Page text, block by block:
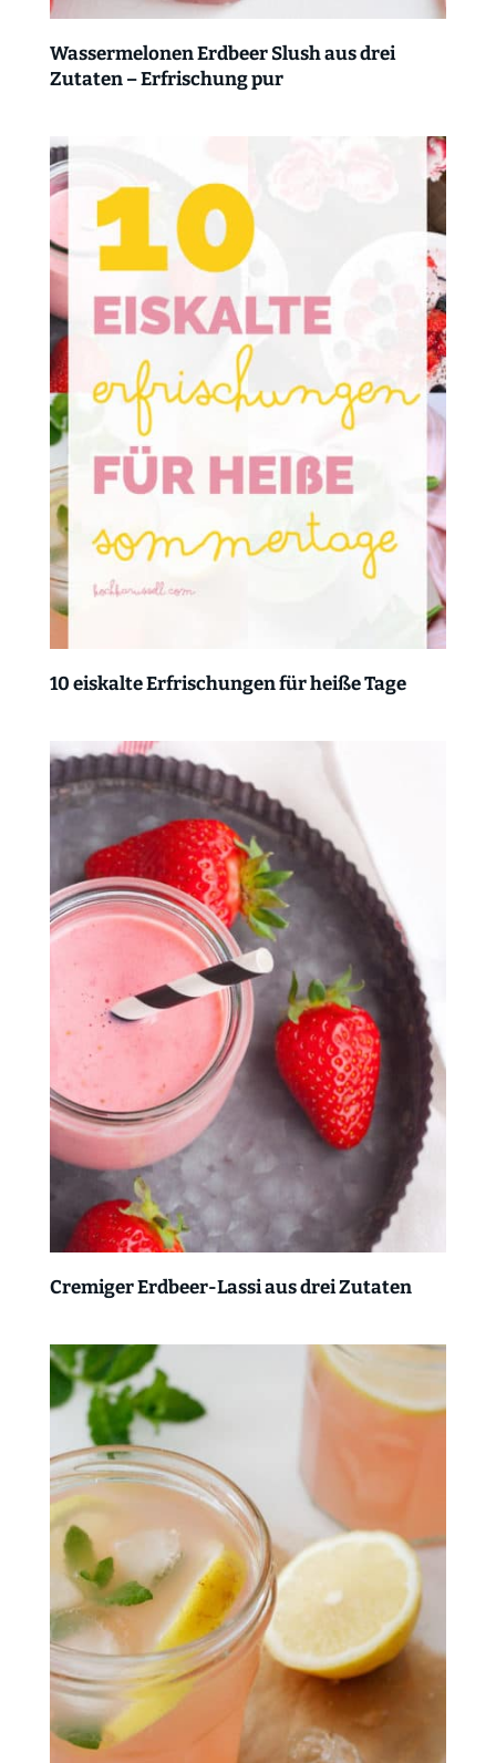
Wassermelonen Erdbeer Slush aus drei
Zutaten – Erfrischung pur
10 eiskalte Erfrischungen für heiße Tage
Cremiger Erdbeer-Lassi aus drei Zutaten